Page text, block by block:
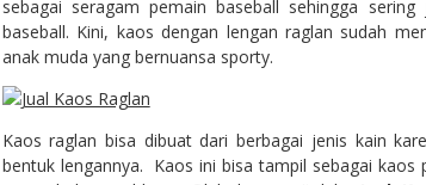
sebagai seragam pemain baseball sehingga
baseball. Kini, kaos dengan lengan raglan sudah
anak muda yang bernuansa sporty.
Kaos raglan bisa dibuat dari berbagai jenis kain
bentuk lengannya. Kaos ini bisa tampil sebagai kaos